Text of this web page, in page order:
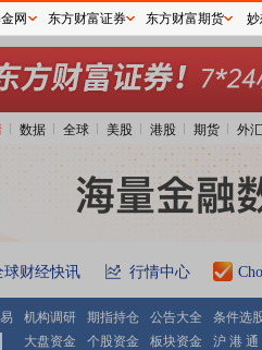
数据 全球 美股 港股 期货 外汇
球财经快讯 行情中心
机构调研 期指持仓 公告大全 条件选
大盘资金 个股资金 板块资金 沪 港 通
网 东方财富证券 东方财富期货 妙